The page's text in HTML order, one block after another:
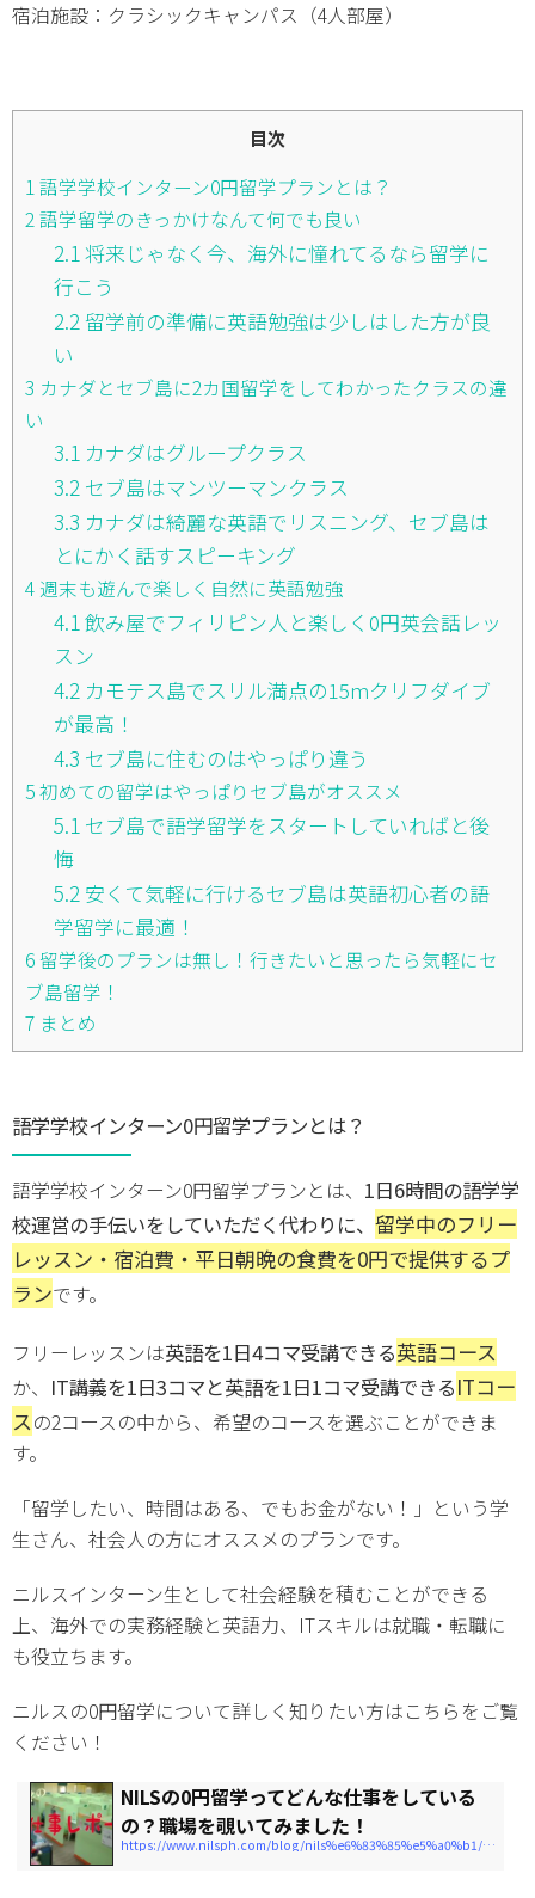
宿泊施設：クラシックキャンパス（4人部屋）
目次
1語学学校インターン0円留学プランとは？
2語学留学のきっかけなんて何でも良い
2.1将来じゃなく今、海外に憧れてるなら留学に
行こう
2.2留学前の準備に英語勉強は少しはした方が良
い
3 カナダとセブ島に2カ国留学をしてわかったクラスの違
い
3.1 カナダはグループクラス
3.2 セブ島はマンツーマンクラス
3.3 カナダは綺麗な英語でリスニング、セブ島は
とにかく話すスピーキング
4 週末も遊んで楽しく自然に英語勉強
4.1飲み屋でフィリピン人と楽しく0円英会話レッ
スン
4.2 カモテス島でスリル満点の15mクリフダイブ
が最高！
4.3 セブ島に住むのはやっぱり違う
5初めての留学はやっぱりセブ島がオススメ
5.1 セブ島で語学留学をスタートしていればと後
悔
5.2 安くて気軽に行けるセブ島は英語初心者の語
学留学に最適！
6留学後のプランは無し！行きたいと思ったら気軽にセ
ブ島留学！
7 まとめ
語学学校インターン0円留学プランとは？
語学学校インターン0円留学プランとは、 1日6時間の語学学
校運営の手伝いをしていただく代わり に、 留学中のフリー
レッスン・宿泊費・平日朝晩の食費を0円で提供するプ
ランです。
フリーレッスンは英語を1日4コマ受講できる英語コース
か、 IT講義を1日3コマと英語を1日1コマ受講できるITコー
スの2コースの中から、希望のコースを選ぶことができま
す。
「留学したい、時間はある、でもお金がない！」という学
生さん、社会人の方にオススメのプランです。
ニルスインターン生として社会経験を積むことができる
上、海外での実務経験と英語力、ITスキルは就職・転職に
も役立ちます。
ニルスの0円留学について詳しく知りたい方はこちらをご覧
ください！
NILSの0円留学ってどんな仕事をしている
の？職場を覗いてみました！
https://www.nilsph.com/blog/nils%e6%83%85%e5%a0%b1/2018/07/post-28548/